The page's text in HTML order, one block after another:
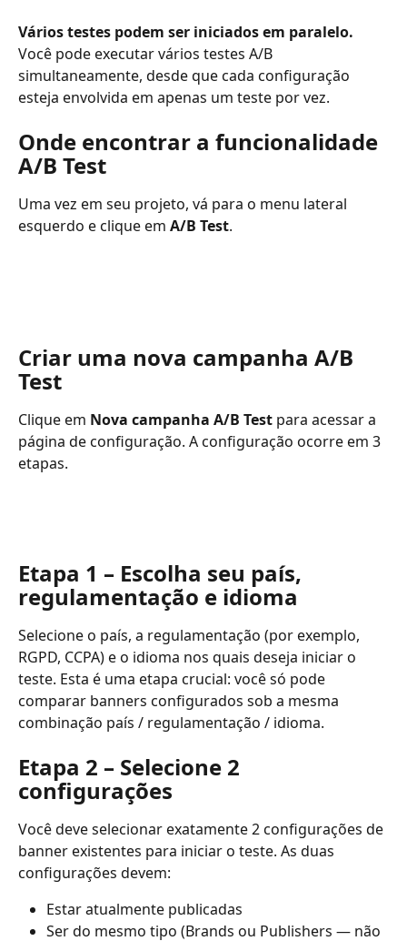
Vários testes podem ser iniciados em paralelo.
Você pode executar vários testes A/B
simultaneamente, desde que cada configuração
esteja envolvida em apenas um teste por vez.
Onde encontrar a funcionalidade
A/B Test
Uma vez em seu projeto, vá para o menu lateral
esquerdo e clique em A/B Test.
Criar uma nova campanha A/B
Test
Clique em Nova campanha A/B Test para acessar a
página de configuração. A configuração ocorre em 3
etapas.
Etapa 1 – Escolha seu país,
regulamentação e idioma
Selecione o país, a regulamentação (por exemplo,
RGPD, CCPA) e o idioma nos quais deseja iniciar o
teste. Esta é uma etapa crucial: você só pode
comparar banners configurados sob a mesma
combinação país / regulamentação / idioma.
Etapa 2 – Selecione 2
configurações
Você deve selecionar exatamente 2 configurações de
banner existentes para iniciar o teste. As duas
configurações devem:
Estar atualmente publicadas
Ser do mesmo tipo (Brands ou Publishers — não